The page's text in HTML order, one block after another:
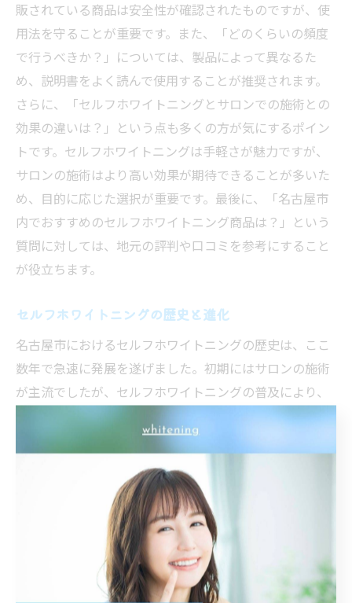
販されている商品は安全性が確認されたものですが、使
用法を守ることが重要です。また、「どのくらいの頻度
で行うべきか？」については、製品によって異なるた
め、説明書をよく読んで使用することが推奨されます。
さらに、「セルフホワイトニングとサロンでの施術との
効果の違いは？」という点も多くの方が気にするポイン
トです。セルフホワイトニングは手軽さが魅力ですが、
サロンの施術はより高い効果が期待できることが多いた
め、目的に応じた選択が重要です。最後に、「名古屋市
内でおすすめのセルフホワイトニング商品は？」という
質問に対しては、地元の評判や口コミを参考にすること
が役立ちます。
セルフホワイトニングの歴史と進化
名古屋市におけるセルフホワイトニングの歴史は、ここ
数年で急速に発展を遂げました。初期にはサロンの施術
が主流でしたが、セルフホワイトニングの普及により、
より手軽でコストを抑えた方法が求められるようになり
ました。この背景には、セルフホワイトニング商品が技
たことがあります。また、名古屋市のライフスタイルに
合わせた商品の選択が可能となり、自宅で気軽にケアで
きる点が市民に受け入れられています。さらに、地元の
専門サロンが独自の商品を開発したり、アフターケアサ
ービスを充実させたりすることで、信頼性と効果を高め